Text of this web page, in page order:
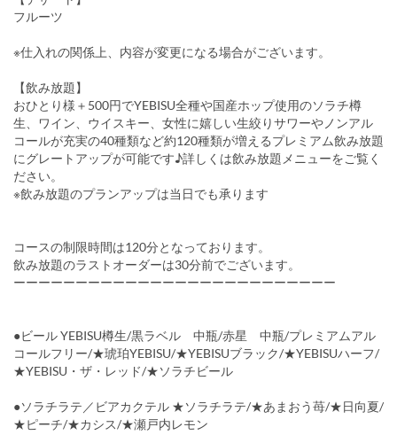
フルーツ
※仕入れの関係上、内容が変更になる場合がございます。
【飲み放題】
おひとり様＋500円でYEBISU全種や国産ホップ使用のソラチ樽
生、ワイン、ウイスキー、女性に嬉しい生絞りサワーやノンアル
コールが充実の40種類など約120種類が増えるプレミアム飲み放題
にグレートアップが可能です♪詳しくは飲み放題メニューをご覧く
ださい。
※飲み放題のプランアップは当日でも承ります
コースの制限時間は120分となっております。
飲み放題のラストオーダーは30分前でございます。
ーーーーーーーーーーーーーーーーーーーーーーーーーー
●ビール YEBISU樽生/黒ラベル 中瓶/赤星 中瓶/プレミアムアル
コールフリー/★琥珀YEBISU/★YEBISUブラック/★YEBISUハーフ/
★YEBISU・ザ・レッド/★ソラチビール
●ソラチラテ／ビアカクテル ★ソラチラテ/★あまおう苺/★日向夏/
★ピーチ/★カシス/★瀬戸内レモン